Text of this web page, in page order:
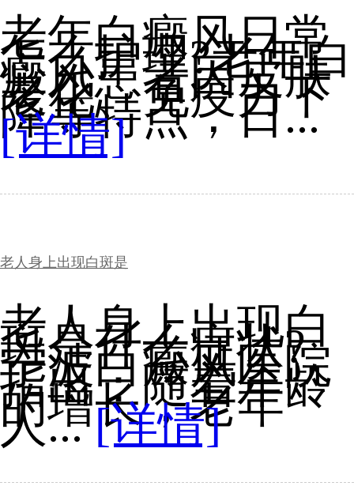
老年白癜风日常
怎么护理?老年白
癜风患者因皮肤
老化、免疫力下
降等特点，日...
[详情]
老人身上出现白斑是
老人身上出现白
斑是什么症状?
宁波白癜风医院
指出：随着年龄
的增长，老年
人...[详情]